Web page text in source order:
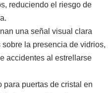
reduciendo el riesgo de
una señal visual clara
la presencia de vidrios,
accidentes al estrellarse
para puertas de cristal en